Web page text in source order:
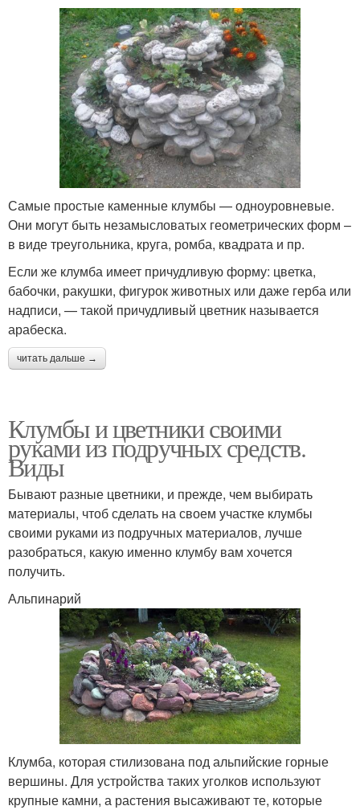
Самые простые каменные клумбы — одноуровневые.
Они могут быть незамысловатых геометрических форм –
в виде треугольника, круга, ромба, квадрата и пр.
Если же клумба имеет причудливую форму: цветка,
бабочки, ракушки, фигурок животных или даже герба или
надписи, — такой причудливый цветник называется
арабеска.
читать дальше →
Клумбы и цветники своими
руками из подручных средств.
Виды
Бывают разные цветники, и прежде, чем выбирать
материалы, чтоб сделать на своем участке клумбы
своими руками из подручных материалов, лучше
разобраться, какую именно клумбу вам хочется
получить.
Альпинарий
Клумба, которая стилизована под альпийские горные
вершины. Для устройства таких уголков используют
крупные камни, а растения высаживают те, которые